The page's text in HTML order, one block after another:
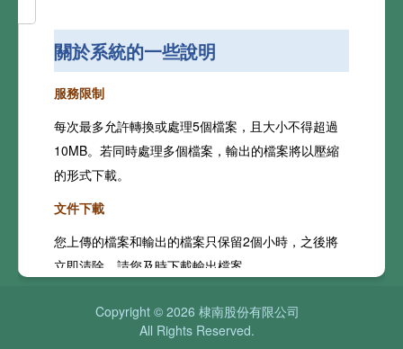
關於系統的一些說明
服務限制
每次最多允許轉換或處理5個檔案，且大小不得超過
10MB。若同時處理多個檔案，輸出的檔案將以壓縮
的形式下載。
文件下載
您上傳的檔案和輸出的檔案只保留2個小時，之後將
立即清除。請您及時下載輸出檔案。
如果您上傳一個受密碼保護的檔案，我們會要求您輸
Copyright © 2026 棣南股份有限公司
All Rights Reserved.